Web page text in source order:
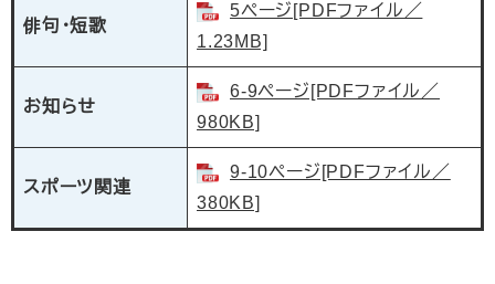
俳句・短歌
5ページ[PDFファイル／
1.23MB]
お知らせ
6-9ページ[PDFファイル／
980KB]
スポーツ関連
9-10ページ[PDFファイル／
380KB]